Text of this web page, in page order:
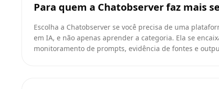
Para quem a Chatobserver faz mais
Escolha a Chatobserver se você precisa de uma
em IA, e não apenas aprender a categoria. Ela se
monitoramento de prompts, evidência de fontes e